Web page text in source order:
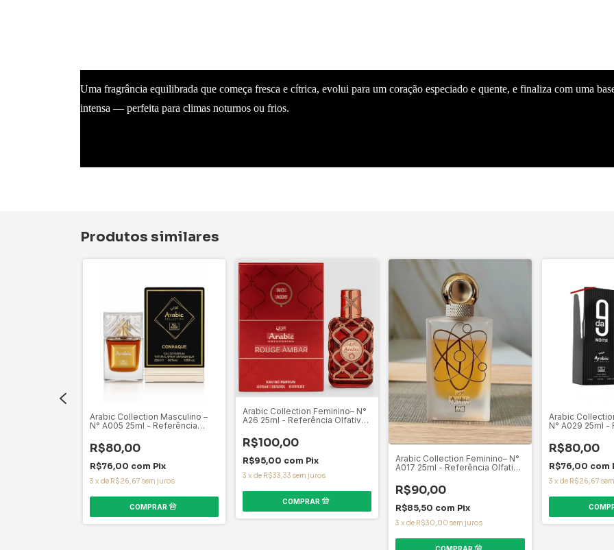
Uma fragrância equilibrada que começa fresca e cítrica, evolui para um coração especiado e quente, e finaliza com uma
intensa — perfeita para climas noturnos ou frios.
Produtos similares
Arabic Collection Masculino –
N° A005 25ml - Referência
R$80,00
R$76,00 com Pix
3 x de R$26,67 sem juros
Arabic Collection Feminino– N°
A26 25ml - Referência Olfativa
R$100,00
R$95,00 com Pix
3 xde R$33,33 sem juros
Arabic Collection Feminino– N°
A017 25ml - Referência Olfativa
R$90,00
R$85,50 com Pix
3 xde R$30,00 sem juros
Arabic
N° A029 25ml -
R$80,00
R$76,00 com
3 x de R$26,67